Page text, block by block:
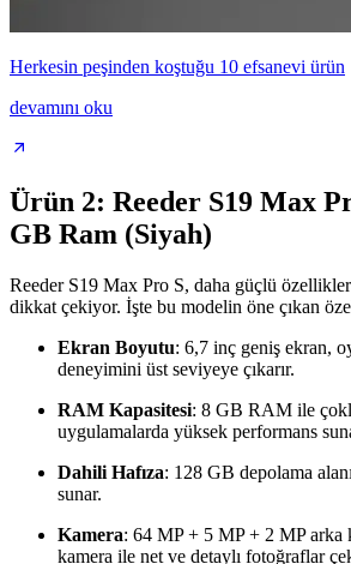
Herkesin peşinden koştuğu 10 efsanevi ürün
devamını oku
Ürün 2: Reeder S19 Max
GB Ram (Siyah)
Reeder S19 Max Pro S, daha güçlü özellikleri
dikkat çekiyor. İşte bu modelin öne çıkan
Ekran Boyutu: 6,7 inç geniş ekran,
deneyimini üst seviyeye çıkarır.
RAM Kapasitesi: 8 GB RAM ile
uygulamalarda yüksek performans
Dahili Hafıza: 128 GB depolama
sunar.
Kamera: 64 MP + 5 MP + 2 MP arka
kamera ile net ve detaylı fotoğraflar